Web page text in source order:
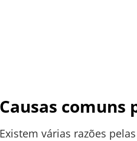
Causas comuns
Existem várias razões